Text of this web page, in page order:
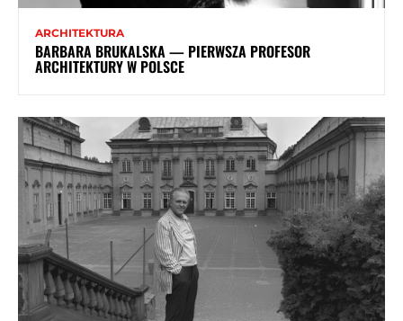
ARCHITEKTURA
BARBARA BRUKALSKA — PIERWSZA PROFESOR
ARCHITEKTURY W POLSCE